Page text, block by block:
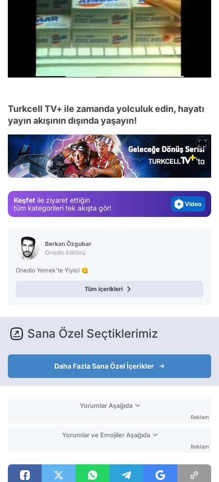
/
Turkcell TV+ ile zamanda yolculuk edin, hayatı
yayın akışının dışında yaşayın!
Keşfet ile ziyaret ettiğin
tüm kategorileri tek akışta gör!
Video
Test
Gündem
Video
Berkan Özgubar
Onedio Editörü
Onedio Yemek'te Yiyici 😋
Tüm içerikleri
Sana Özel Seçtiklerimiz
Daha Fazla Sana Özel İçerikler
Yorumlar Aşağıda
Reklam
Yorumlar ve Emojiler Aşağıda
Reklam